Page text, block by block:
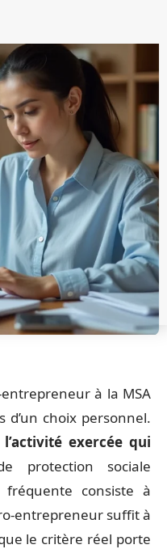
à la MSA
d’un choix personnel.
exercée qui
protection sociale
fréquente consiste à
entrepreneur suffit à
le critère réel porte